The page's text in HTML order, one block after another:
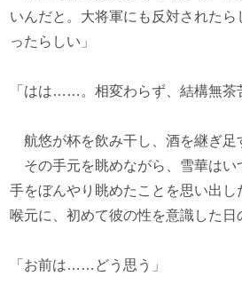
いんだと。大将軍にも反対されたら
ったらしい」
「はは……。相変わらず、結構無茶
航悠が杯を飲み干し、酒を継ぎ足
その手元を眺めながら、雪華はい
手をぼんやり眺めたことを思い出
喉元に、初めて彼の性を意識した日
「お前は……どう思う」